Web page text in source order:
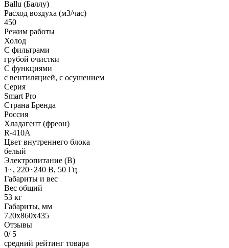
Ballu (Баллу)
Расход воздуха (м3/час)
450
Режим работы
Холод
С фильтрами
грубой очистки
С функциями
с вентиляцией, с осушением
Серия
Smart Pro
Страна Бренда
Россия
Хладагент (фреон)
R-410A
Цвет внутреннего блока
белый
Электропитание (В)
1~, 220~240 В, 50 Гц
Габариты и вес
Вес общий
53 кг
Габариты, мм
720x860x435
Отзывы
0/ 5
средний рейтинг товара